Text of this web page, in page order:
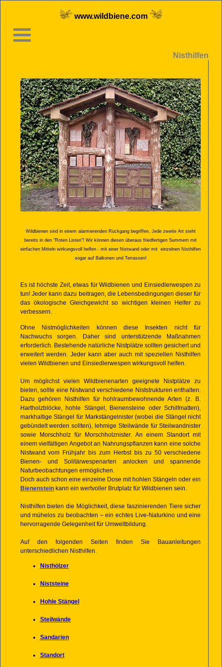
www.wildbiene.com
Nisthilfen
Wildbienen sind in einem alarmierenden Rückgang begriffen. Jede zweite Art steht
bereits in den "Roten Listen"! Wir können diesen überaus friedfertigen Summern mit
einfachen Mitteln wirkungsvoll helfen - mit einer Nistwand oder mit einzelnen Nisthilfen
sogar auf Balkonen und Terrassen!
Es ist höchste Zeit, etwas für Wildbienen und Einsiedlerwespen zu
tun! Jeder kann dazu beitragen, die Lebensbedingungen dieser für
das ökologische Gleichgewicht so wichtigen kleinen Helfer zu
verbessern.
Ohne Nistmöglichkeiten können diese Insekten nicht für
Nachwuchs sorgen. Daher sind unterstützende Maßnahmen
erforderlich. Bestehende natürliche Nistplätze sollten gesichert und
erweitert werden. Jeder kann aber auch mit speziellen Nisthilfen
vielen Wildbienen und Einsiedlerwespen wirkungsvoll helfen.
Um möglichst vielen Wildbienenarten geeignete Nistplätze zu
bieten, sollte eine Nistwand verschiedene Niststrukturen enthalten.
Dazu gehören Nisthilfen für hohlraumbewohnende Arten (z. B.
Hartholzblöcke, hohle Stängel, Bienensteine oder Schilfmatten),
markhaltige Stängel für Markstängelnister (wobei die Stängel nicht
gebündelt werden sollten), lehmige Steilwände für Steilwandnister
sowie Morschholz für Morschholznister. An einem Standort mit
einem vielfältigen Angebot an Nahrungspflanzen kann eine solche
Nistwand vom Frühjahr bis zum Herbst bis zu 50 verschiedene
Bienen- und Solitärwespenarten anlocken und spannende
Naturbeobachtungen ermöglichen.
Doch auch schon eine einzelne Dose mit hohlen Stängeln oder ein
Bienensteinkann ein wertvoller Brutplatz für Wildbienen sein.
Nisthilfen bieten die Möglichkeit, diese faszinierenden Tiere sicher
und mühelos zu beobachten – ein echtes Live-Naturkino und eine
hervorragende Gelegenheit für Umweltbildung.
Auf den folgenden Seiten finden Sie Bauanleitungen
unterschiedlichen Nisthilfen.
Nisthölzer
Niststeine
Hohle Stängel
Steilwände
Sandarien
Standort